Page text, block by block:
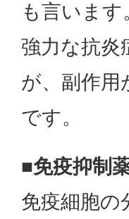
も言います
強力な抗炎
が、副作用
です。
■免疫抑制
免疫細胞の